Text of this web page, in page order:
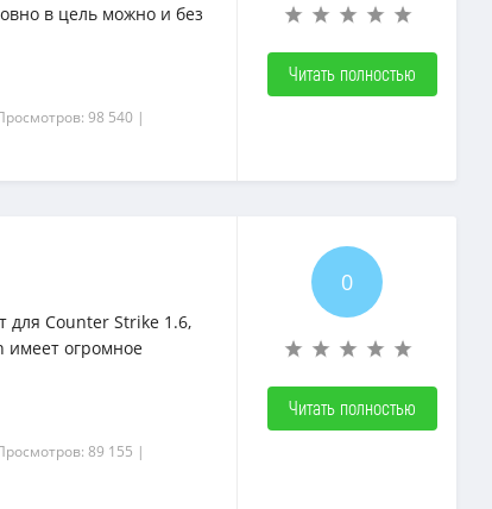
в цель можно и без
98 540 |
Читать полностью
для Counter Strike 1.6,
имеет огромное
89 155 |
0
Читать полностью